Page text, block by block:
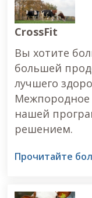
CrossFit
Вы хотите
большей
лучшего
нашей
решением.
Прочитайте